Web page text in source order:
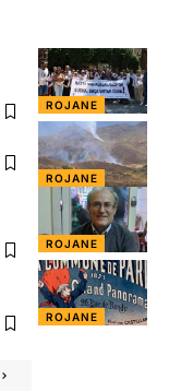
ROJANE
ROJANE
ROJANE
ROJANE